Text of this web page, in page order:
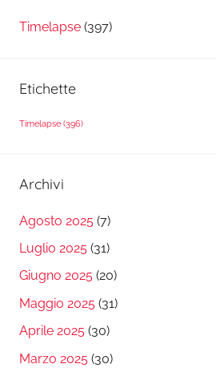
Timelapse (397)
Etichette
Timelapse (396)
Archivi
Agosto 2025 (7)
Luglio 2025 (31)
Giugno 2025 (20)
Maggio 2025 (31)
Aprile 2025 (30)
Marzo 2025 (30)